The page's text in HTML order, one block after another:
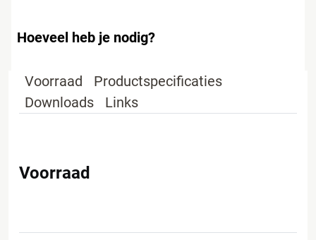
Hoeveel heb je nodig?
Voorraad
Productspecificaties
Downloads
Links
Voorraad